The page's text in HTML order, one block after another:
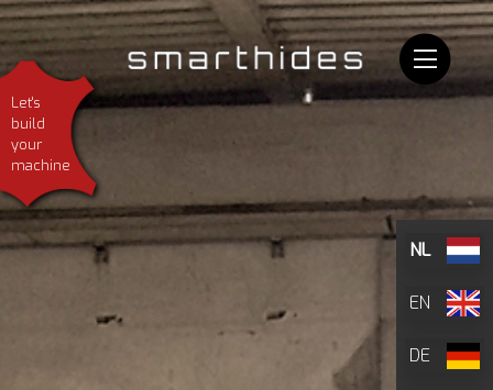
Let's
build
your
machine
NL
EN
DE